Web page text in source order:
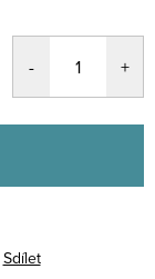
Sdílet